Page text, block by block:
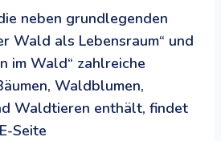
neben grundlegenden
Wald als Lebensraum“ und
im Wald“ zahlreiche
Waldblumen,
Waldtieren enthält, findet
Seite